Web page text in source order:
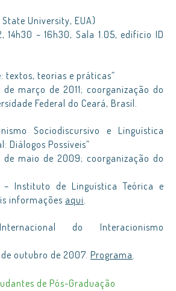
University, EUA)
14h30 – 16h30, Sala 1.05, edifício ID
textos, teorias e práticas”
de março de 2011; coorganização do
Federal do Ceará, Brasil.
Sociodiscursivo e Linguística
Diálogos Possíveis”
de maio de 2009; coorganização do
– Instituto de Linguística Teórica e
informações aqui.
do Interacionismo
de outubro de 2007. Programa.
de Pós-Graduação